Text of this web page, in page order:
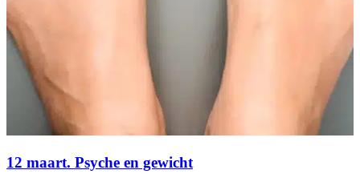
12 maart. Psyche en gewicht